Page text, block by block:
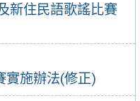
新住民語歌謠比賽
實施辦法(修正)